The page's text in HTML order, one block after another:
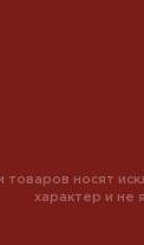
товаров носят
характер и не